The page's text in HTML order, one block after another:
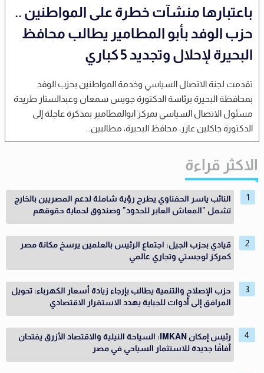
باعتبارها منشآت خطرة على المواطنين ..
حزب الوفد بأبو المطامير يطالب محافظ
البحيرة لإحلال وتجديد 5 كباري
تقدمت لجنة الاتصال السياسي وخدمة المواطنين بحزب الوفد
بمحافظة البحيرة برئاسة الدكتورة جويس سمعان وعبدالستار طريدة
مسئول الاتصال السياسي بمركز ابوالمطامير بمذكرة عاجلة إلى
الدكتورة جاكلين عازر، محافظ البحيرة، مطالبين...
الاكثر قراءة
النائب ياسر الحفناوي يطرح رؤية شاملة لدعم المصريين بالخارج
تشمل "المعاش العابر للحدود" وصندوق لحماية حقوقهم
قيادي بحزب الجيل: اجتماع الرئيس بالعلمين يرسخ مكانة مصر
كمركز لوجستي وتجاري عالمي
حزب الإصلاح والتنمية يطالب بإرجاء زيادة أسعار الكهرباء: تحويل
المرافق إلى أدوات للجباية يهدد الاستقرار الاقتصادي
رئيس إمكان IMKAN: السياحة النيلية والاقتصاد الأزرق يفتحان
آفاقًا جديدة للاستثمار السياحي في مصر